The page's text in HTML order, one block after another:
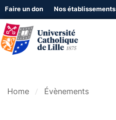
Faire un don Nos établissements
Home Évènements